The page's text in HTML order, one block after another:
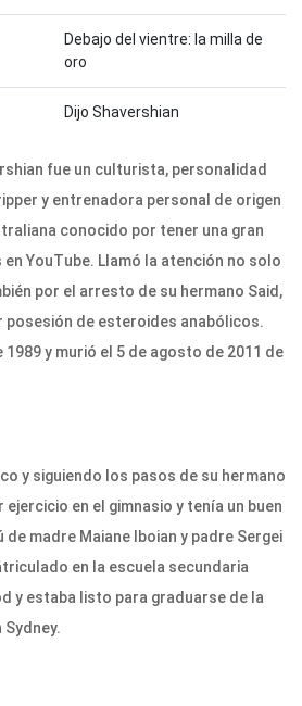
Debajo del vientre: la milla de
oro
Dijo Shavershian
fue un culturista, personalidad
y entrenadora personal de origen
conocido por tener una gran
YouTube. Llamó la atención no solo
por el arresto de su hermano Said,
de esteroides anabólicos.
1989 y murió el 5 de agosto de 2011 de
y siguiendo los pasos de su hermano
en el gimnasio y tenía un buen
madre Maiane Iboian y padre Sergei
en la escuela secundaria
y estaba listo para graduarse de la